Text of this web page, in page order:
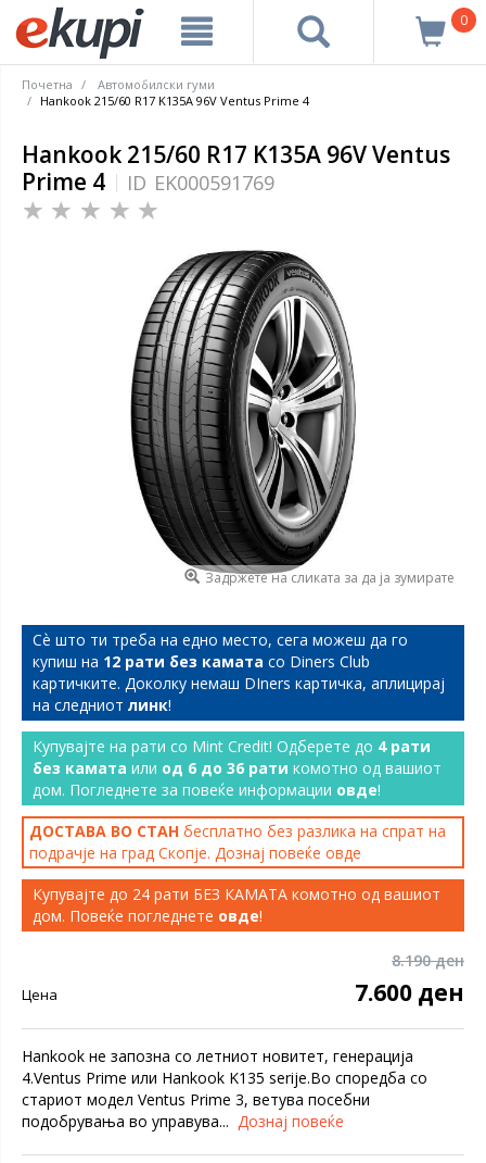
0
Почетна
Автомобилски гуми
Hankook 215/60 R17 K135A 96V Ventus Prime 4
Hankook 215/60 R17 K135A 96V Ventus
Prime 4
ID EK000591769
Задржете на сликата за да ја зумирате
Сѐ што ти треба на едно место, сега можеш да го
купиш на 12 рати без камата со Diners Club
картичките. Доколку немаш DIners картичка, аплицирај
на следниот линк!
Купувајте на рати со Mint Credit! Одберете до 4 рати
без камата или од 6 до 36 рати комотно од вашиот
дом. Погледнете за повеќе информации овде!
ДОСТАВА ВО СТАН бесплатно без разлика на спрат на
подрачје на град Скопје. Дознај повеќе овде
Купувајте до 24 рати БЕЗ КАМАТА комотно од вашиот
дом. Повеќе погледнете овде!
8.190 ден
Цена 7.600 ден
Hankook не запозна со летниот новитет, генерација
4.Ventus Prime или Hankook K135 serije.Во споредба со
стариот модел Ventus Prime 3, ветува посебни
подобрувања во управува... Дознај повеќе